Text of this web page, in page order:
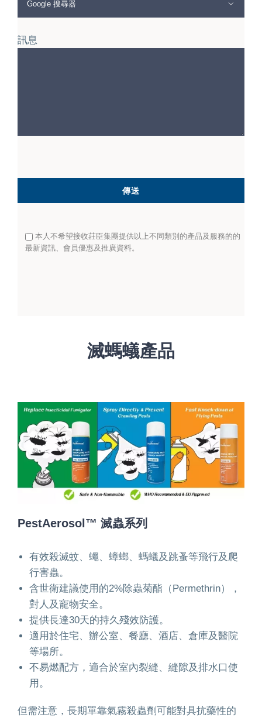

訊息
本人不希望接收莊臣集團提供以上不同類別的產品及服務的的
最新資訊、會員優惠及推廣資料。
滅螞蟻產品
PestAerosol™ 滅蟲系列
有效殺滅蚊、蠅、蟑螂、螞蟻及跳蚤等飛行及爬
行害蟲。
含世衛建議使用的2%除蟲菊酯（Permethrin），
對人及寵物安全。
提供長達30天的持久殘效防護。
適用於住宅、辦公室、餐廳、酒店、倉庫及醫院
等場所。
不易燃配方，適合於室內裂縫、縫隙及排水口使
用。
但需注意，長期單靠氣霧殺蟲劑可能對具抗藥性的